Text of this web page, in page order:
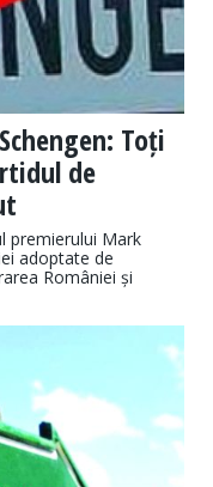
Toți
de
premierului Mark
adoptate de
României și